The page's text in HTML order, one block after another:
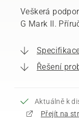
Veškerá
G Mark II.
Řešení
Aktuálně k
Přejít na